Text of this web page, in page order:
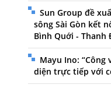
Sun Group đề
sông Sài Gòn kết
Bình Quới - Thanh
Mayu Ino: “Công
diện trực tiếp với